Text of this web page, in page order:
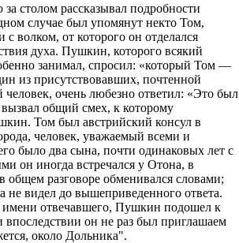
столом рассказывал подробности
случае был упомянут некто Том,
с волком, от которого он отделался
духа. Пушкин, которого всякий
занимал, спросил: «который Том —
из присутствовавших, почтенной
очень любезно ответил: «Это был
общий смех, к которому
Том был австрийский консул в
человек, уважаемый всеми и
было два сына, почти одинаковых лет с
он иногда встречался у Отона, в
общем разговоре обменивался словами;
не видел до вышеприведенного ответа.
имени отвечавшего, Пушкин подошел к
он не раз был приглашаем
около Дольника".